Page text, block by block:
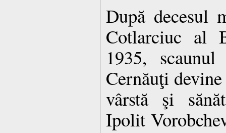
După decesul
Cotlarciuc al
1935,
Cernăuţi
vârstă şi
Ipolit